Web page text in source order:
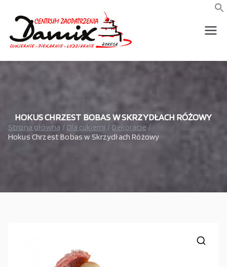
treści
wszystko
gastrono
wszystko dla piekarni,
HOKUS CHRZEST BOBAS W SKRZYDŁACH RÓŻOWY
Strona główna Dla cukierni
Dekoracje
Hokus Chrzest Bobas w Skrzydłach Różowy